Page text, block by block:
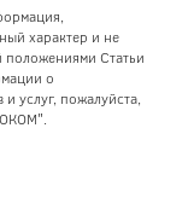
характер и не
положениями Статьи
о
услуг, пожалуйста,